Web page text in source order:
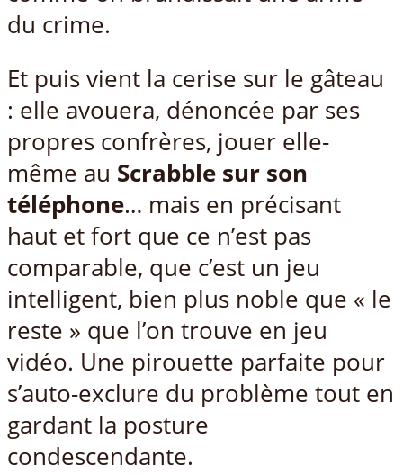
du crime.
Et puis vient la cerise sur le gâteau
: elle avouera, dénoncée par ses
propres confrères, jouer elle-
même au Scrabble sur son
téléphone… mais en précisant
haut et fort que ce n’est pas
comparable, que c’est un jeu
intelligent, bien plus noble que « le
reste » que l’on trouve en jeu
vidéo. Une pirouette parfaite pour
s’auto-exclure du problème tout en
gardant la posture
condescendante.